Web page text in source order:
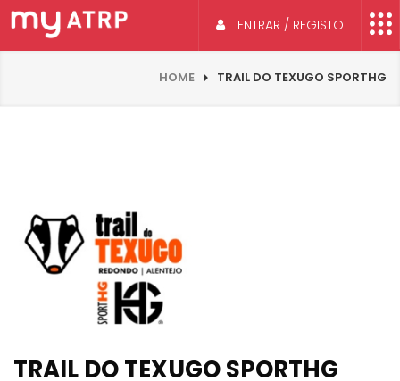
ENTRAR / REGISTO
HOME TRAIL DO TEXUGO SPORTHG
TRAIL DO TEXUGO SPORTHG